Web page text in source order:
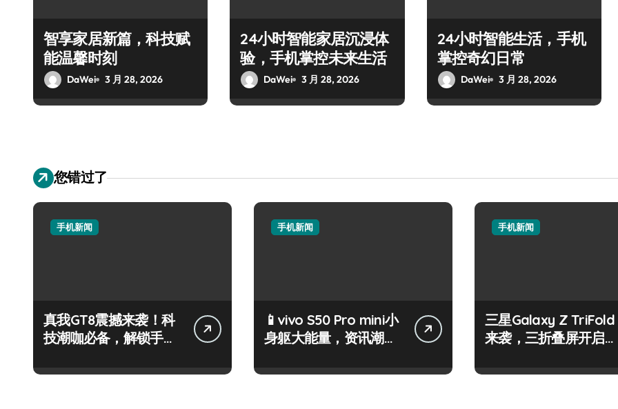
智享家居新篇，科技赋
能温馨时刻
DaWei 3 月 28, 2026
24小时智能家居沉浸体
验，手机掌控未来生活
DaWei 3 月 28, 2026
24小时智能生活，手机
掌控奇幻日常
DaWei 3 月 28, 2026
您错过了
手机新闻
真我GT8震撼来袭！科
技潮咖必备，解锁手机
手机新闻
📱vivo S50 Pro mini小
身躯大能量，资讯潮流
手机新闻
三星Galaxy Z TriFold
来袭，三折叠屏开启手